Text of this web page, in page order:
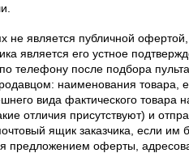
не является публичной
является его устное
телефону после подбора
наименования товара,
вида фактического товара
отличия присутствуют) и
ящик заказчика, если им
предложением оферты,